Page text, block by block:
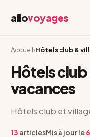
allovoyages
Accueil›Hôtels club &
Hôtels
vacances
Hôtels club et
13 articlesMis à jour le